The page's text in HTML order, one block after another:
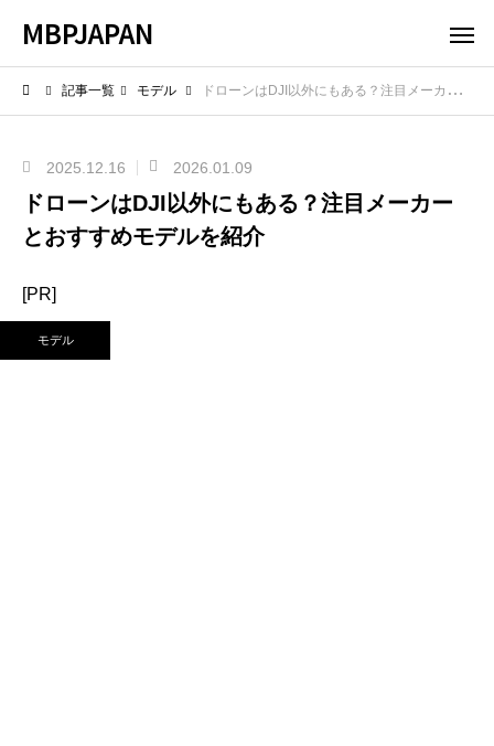
MBPJAPAN
記事一覧 モデル ドローンはDJI以外にもある？注目メーカーとおすすめモデルを紹介
2025.12.16 2026.01.09
ドローンはDJI以外にもある？注目メーカー
とおすすめモデルを紹介
[PR]
モデル